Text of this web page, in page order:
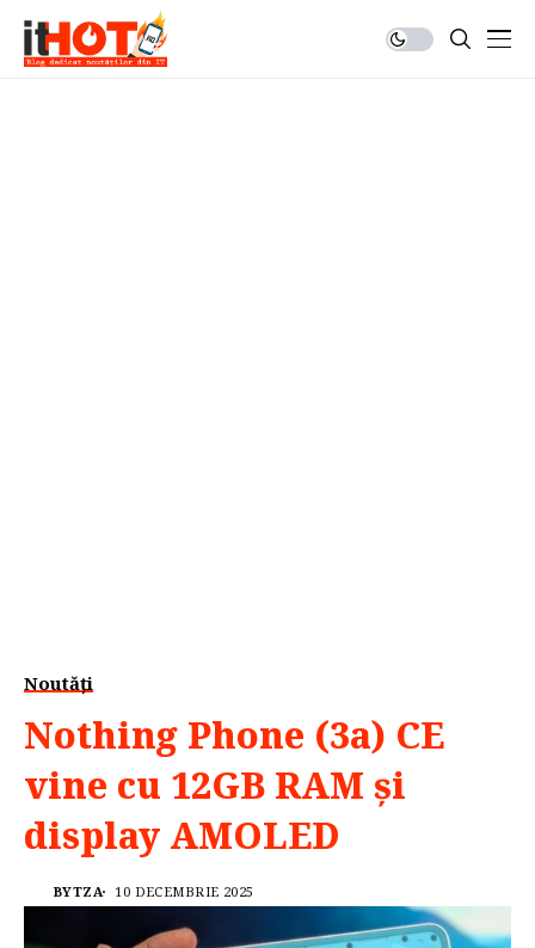
Noutăți
Nothing Phone (3a) CE
vine cu 12GB RAM și
display AMOLED
BYTZA 10 DECEMBRIE 2025